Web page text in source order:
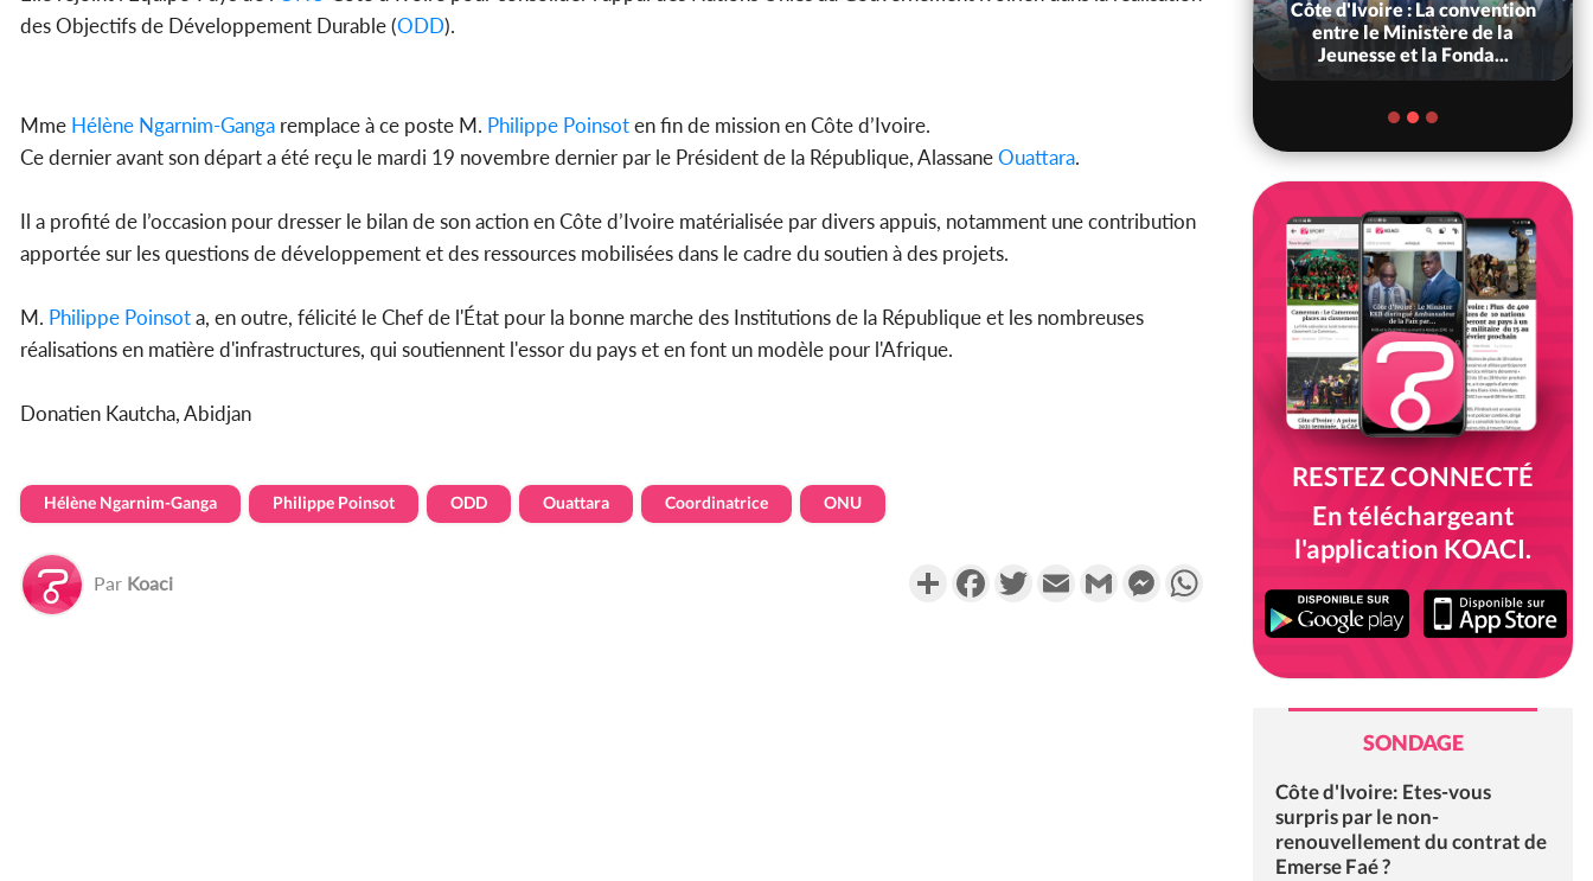
des Objectifs de Développement Durable (ODD).
Mme Hélène Ngarnim-Ganga remplace à ce poste M. Philippe Poinsoten fin de mission en Côte d’Ivoire.
Ce dernier avant son départ a été reçu le mardi 19 novembre dernier par le Président de la République, AlassaneOuattara.
Il a profité de l’occasion pour dresser le bilan de son action en Côte d’Ivoire matérialisée par divers appuis, notamment une contribution
apportée sur les questions de développement et des ressources mobilisées dans le cadre du soutien à des projets.
M. Philippe Poinsota, en outre, félicité le Chef de l'État pour la bonne marche des Institutions de la République et les nombreuses
réalisations en matière d'infrastructures, qui soutiennent l'essor du pays et en font un modèle pour l'Afrique.
Donatien Kautcha, Abidjan
Hélène Ngarnim-Ganga Philippe Poinsot ODD Ouattara Coordinatrice ONU
Par Koaci PartagerFacebookTwitterEmail Gmail Messenger
Côte d'Ivoire : Indépendance
Côte d'Ivoire : La convention
entre le Ministère de la
Jeunesse et la Fonda...
RESTEZ CONNECTÉ
En téléchargeant
l'application KOACI.
SONDAGE
Côte d'Ivoire: Etes-vous
surpris par le non-
renouvellement du contrat de
Emerse Faé ?